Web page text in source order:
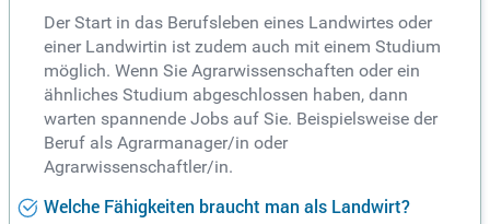
Der Start in das Berufsleben eines Landwirtes oder
einer Landwirtin ist zudem auch mit einem Studium
möglich. Wenn Sie Agrarwissenschaften oder ein
ähnliches Studium abgeschlossen haben, dann
warten spannende Jobs auf Sie. Beispielsweise der
Beruf als Agrarmanager/in oder
Agrarwissenschaftler/in.
Welche Fähigkeiten braucht man als Landwirt?